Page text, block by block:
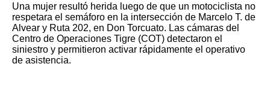
Una mujer resultó herida luego de que un motociclista no
respetara el semáforo en la intersección de Marcelo T. de
Alvear y Ruta 202, en Don Torcuato. Las cámaras del
Centro de Operaciones Tigre (COT) detectaron el
siniestro y permitieron activar rápidamente el operativo
de asistencia.